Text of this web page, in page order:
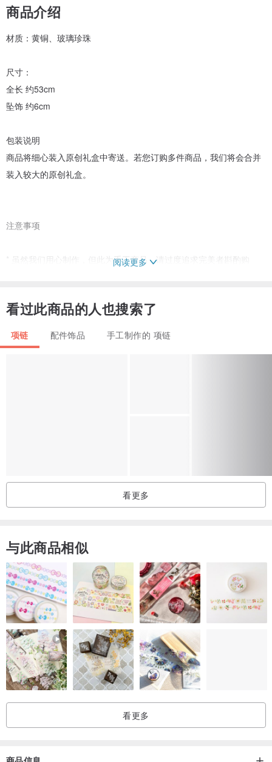
商品介绍
材质：黄铜、玻璃珍珠
尺寸：
全长 约53cm
坠饰 约6cm
包装说明
商品将细心装入原创礼盒中寄送。若您订购多件商品，我们将会合并
装入较大的原创礼盒。
注意事项
* 虽然我们用心制作，但此为手工商品，请过度追求完美者斟酌购
* 本商品使用古着零件，可能带有明显的刮痕、污渍、褪色、锈蚀或
阅读更多
看过此商品的人也搜索了
项链 配件饰品 手工制作的 项链
看更多
与此商品相似
看更多